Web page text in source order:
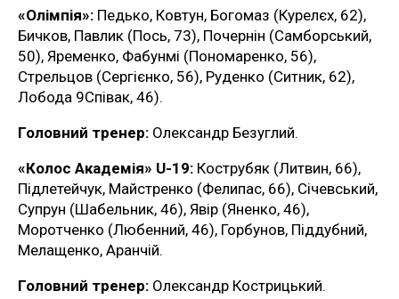
«Олімпія»: Педько, Ковтун, Богомаз (Курелєх, 62),
Бичков, Павлик (Пось, 73), Почернін (Самборський,
50), Яременко, Фабунмі (Пономаренко, 56),
Стрельцов (Сергієнко, 56), Руденко (Ситник, 62),
Лобода 9Співак, 46).
Головний тренер: Олександр Безуглий.
«Колос Академія» U-19: Кострубяк (Литвин, 66),
Підлетейчук, Майстренко (Фелипас, 66), Січевський,
Супрун (Шабельник, 46), Явір (Яненко, 46),
Моротченко (Любенний, 46), Горбунов, Піддубний,
Мелащенко, Аранчій.
Головний тренер: Олександр Кострицький.